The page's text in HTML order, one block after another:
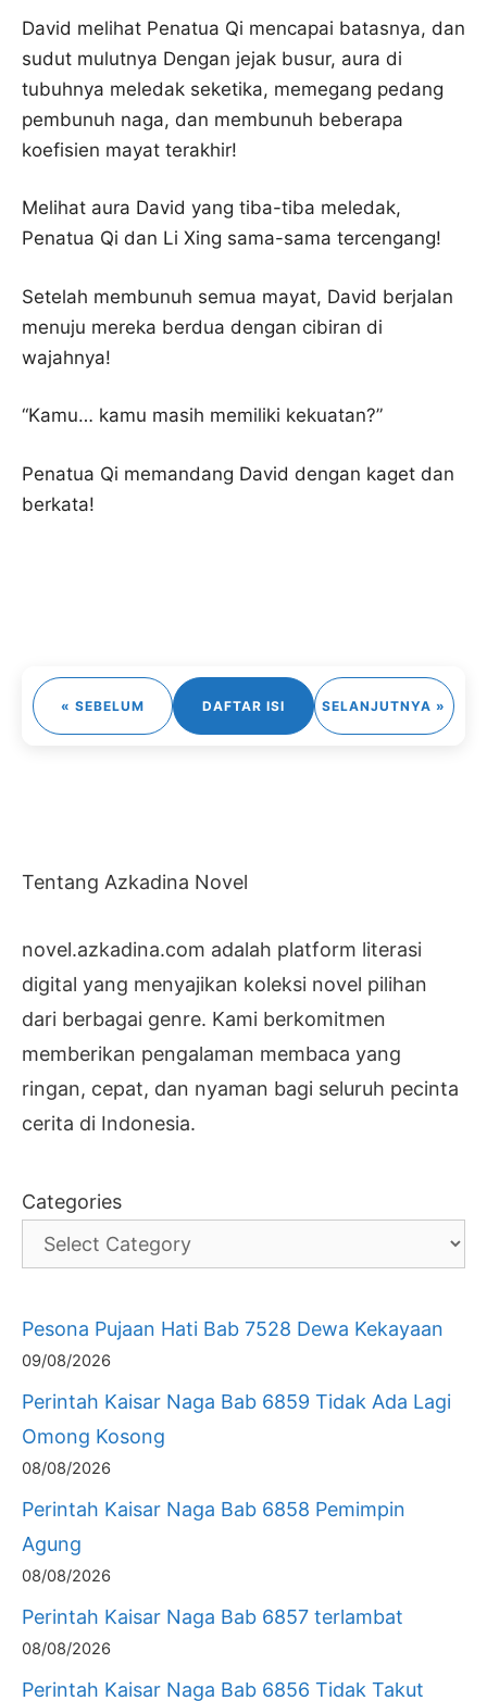
David melihat Penatua Qi mencapai batasnya, dan
sudut mulutnya Dengan jejak busur, aura di
tubuhnya meledak seketika, memegang pedang
pembunuh naga, dan membunuh beberapa
koefisien mayat terakhir!
Melihat aura David yang tiba-tiba meledak,
Penatua Qi dan Li Xing sama-sama tercengang!
Setelah membunuh semua mayat, David berjalan
menuju mereka berdua dengan cibiran di
wajahnya!
“Kamu… kamu masih memiliki kekuatan?”
Penatua Qi memandang David dengan kaget dan
berkata!
« SEBELUM DAFTAR ISI SELANJUTNYA »
Tentang Azkadina Novel
novel.azkadina.com adalah platform literasi
digital yang menyajikan koleksi novel pilihan
dari berbagai genre. Kami berkomitmen
memberikan pengalaman membaca yang
ringan, cepat, dan nyaman bagi seluruh pecinta
cerita di Indonesia.
Categories
Pesona Pujaan Hati Bab 7528 Dewa Kekayaan
09/08/2026
Perintah Kaisar Naga Bab 6859 Tidak Ada Lagi
Omong Kosong
08/08/2026
Perintah Kaisar Naga Bab 6858 Pemimpin
Agung
08/08/2026
Perintah Kaisar Naga Bab 6857 terlambat
08/08/2026
Perintah Kaisar Naga Bab 6856 Tidak Takut